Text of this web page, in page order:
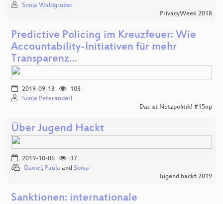
Sonja Waldgruber
PrivacyWeek 2018
Predictive Policing im Kreuzfeuer: Wie
Accountability-Initiativen für mehr
Transparenz…
2019-09-13
103
Sonja Peteranderl
Das ist Netzpolitik! #15np
Über Jugend Hackt
2019-10-06
37
Daniel, Paula and Sonja
Jugend hackt 2019
Sanktionen: internationale